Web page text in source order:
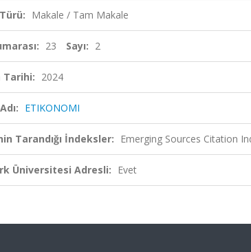
Makale / Tam Makale
23 Sayı: 2
Tarihi: 2024
ETIKONOMI
Tarandığı İndeksler: Emerging Sources Citation
Üniversitesi Adresli: Evet